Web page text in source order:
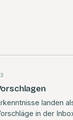
landen
in der